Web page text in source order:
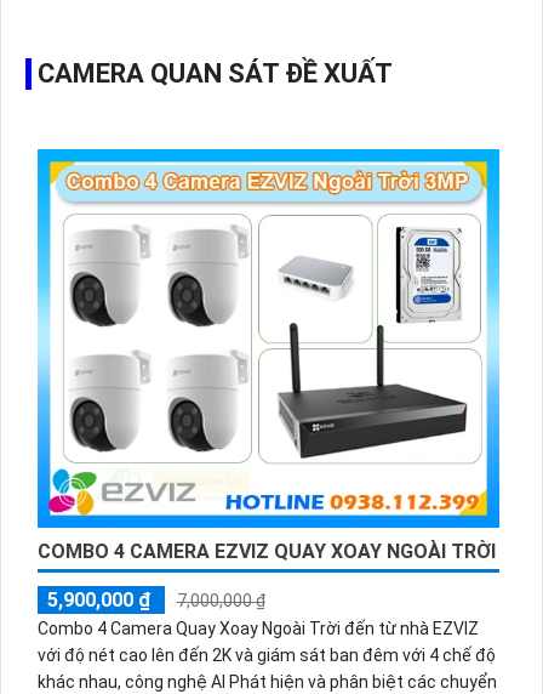
công nghệ POE KX-AF2112N-DL-A là lựa chọn tốt với khả
năng Thu Âm, ánh sáng kép, Chống Ngược Sáng DWDR, và
điều kiện thiếu sáng, hiển thị màu sắc sắc nét. Với khoảng
cách quan sát 30m ban đêm, camera này mang lại hiệu quả
cao cho dự án dân dụng.
CAMERA QUAN SÁT ĐỀ XUẤT
COMBO 4 CAMERA EZVIZ QUAY XOAY NGOÀI TRỜI
5,900,000 ₫
7,000,000 ₫
Combo 4 Camera Quay Xoay Ngoài Trời đến từ nhà EZVIZ
với độ nét cao lên đến 2K và giám sát ban đêm với 4 chế độ
khác nhau, công nghệ AI Phát hiện và phân biệt các chuyển